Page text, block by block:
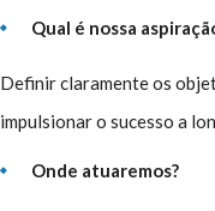
Qual é nossa
Definir claramente os
impulsionar o sucesso a
Onde atuaremos?